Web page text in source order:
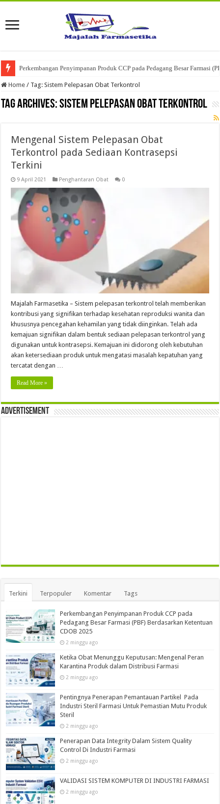
Perkembangan Penyimpanan Produk CCP pada Pedagang Besar Farmasi
Home / Tag:Sistem Pelepasan Obat Terkontrol
Tag Archives:Sistem Pelepasan Obat Terkontrol
Mengenal Sistem Pelepasan Obat
Terkontrol pada Sediaan Kontrasepsi
Terkini
9 April 2021 Penghantaran Obat 0
Majalah Farmasetika – Sistem pelepasan terkontrol telah memberikan
kontribusi yang signifikan terhadap kesehatan reproduksi wanita dan
khususnya pencegahan kehamilan yang tidak diinginkan. Telah ada
kemajuan signifikan dalam bentuk sediaan pelepasan terkontrol yang
digunakan untuk kontrasepsi. Kemajuan ini didorong oleh kebutuhan
akan ketersediaan produk untuk mengatasi masalah kepatuhan yang
tercatat dengan …
Read More »
Advertisement
Terkini Terpopuler Komentar Tags
Perkembangan Penyimpanan Produk CCP pada
Pedagang Besar Farmasi (PBF) Berdasarkan Ketentuan
CDOB 2025
2 minggu ago
Ketika Obat Menunggu Keputusan: Mengenal Peran
Karantina Produk dalam Distribusi Farmasi
2 minggu ago
Pentingnya Penerapan Pemantauan Partikel Pada
Industri Steril Farmasi Untuk Pemastian Mutu Produk
Steril
2 minggu ago
Penerapan Data Integrity Dalam Sistem Quality
Control Di Industri Farmasi
2 minggu ago
VALIDASI SISTEM KOMPUTER DI INDUSTRI FARMASI
2 minggu ago